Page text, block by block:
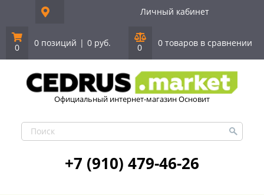
Личный кабинет
0 0 позиций | 0 руб. 0 0 товаров в сравнении
Официальный интернет-магазин Основит
+7 (910) 479-46-26